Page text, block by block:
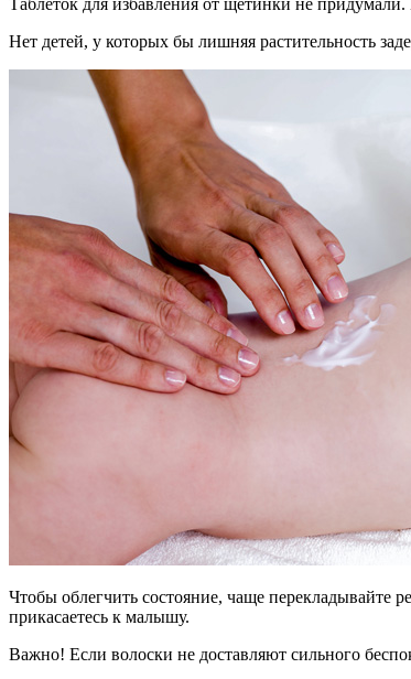
Таблеток для избавления от щетинки не
Нет детей, у которых бы лишняя растительность
Чтобы облегчить состояние, чаще перекладывайте
прикасаетесь к малышу.
Важно! Если волоски не доставляют сильного